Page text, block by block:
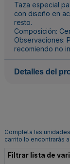
Taza especial
con diseño en
resto.
Composición:
Observaciones:
recomiendo no
Detalles del
Completa las
carrito lo encontrarás
Filtrar lista de